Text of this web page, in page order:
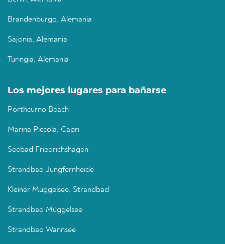
Brandenburgo, Alemania
Sajonia, Alemania
Turingia, Alemania
Los mejores lugares para bañarse
Porthcurno Beach
Marina Piccola, Capri
Seebad Friedrichshagen
Strandbad Jungfernheide
Kleiner Müggelsee, Strandbad
Strandbad Müggelsee
Strandbad Wannsee